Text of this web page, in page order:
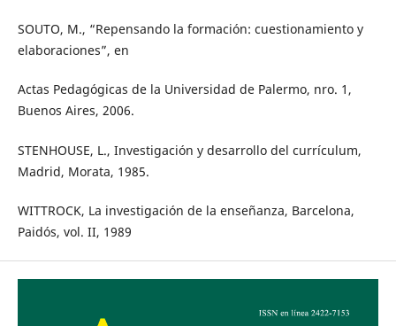
SOUTO, M., “Repensando la formación: cuestionamiento y
elaboraciones”, en
Actas Pedagógicas de la Universidad de Palermo, nro. 1,
Buenos Aires, 2006.
STENHOUSE, L., Investigación y desarrollo del currículum,
Madrid, Morata, 1985.
WITTROCK, La investigación de la enseñanza, Barcelona,
Paidós, vol. II, 1989